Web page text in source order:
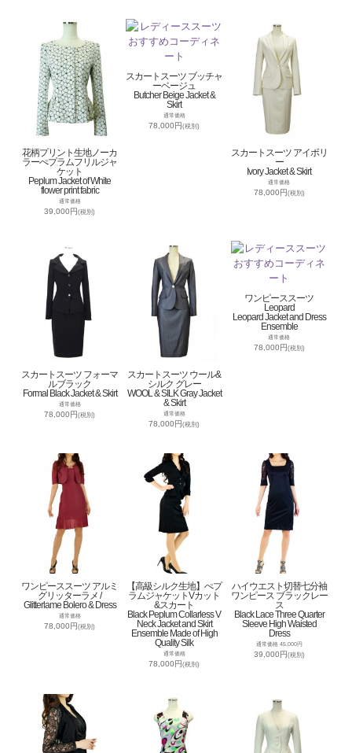
花柄プリント生地ノーカ
ラーぺプラムフリルジャ
ケット
Peplum Jacket of White
flower print fabric
通常価格
39,000円(税別)
スカートスーツ ブッチャ
ーベージュ
Butcher Beige Jacket &
Skirt
通常価格
78,000円(税別)
スカートスーツ アイボリ
ー
Ivory Jacket & Skirt
通常価格
78,000円(税別)
スカートスーツ フォーマ
ルブラック
Formal Black Jacket & Skirt
通常価格
78,000円(税別)
スカートスーツ ウール&
シルク グレー
WOOL & SILK Gray Jacket
& Skirt
通常価格
78,000円(税別)
ワンピーススーツ
Leopard
Leopard Jacket and Dress
Ensemble
通常価格
78,000円(税別)
ワンピーススーツ アルミ
グリッターラメ /
Glitterlame Bolero & Dress
通常価格
78,000円(税別)
【高級シルク生地】ぺプ
ラムジャケットVカット
&スカート
Black Peplum Collarless V
Neck Jacket and Skirt
Ensemble Made of High
Quality Silk
通常価格
78,000円(税別)
ハイウエスト切替七分袖
ワンピース ブラックレー
ス
Black Lace Three Quarter
Sleeve High Waisted
Dress
通常価格 45,000円
39,000円(税別)